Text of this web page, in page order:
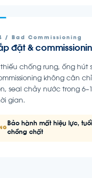
/ Bad Commissioning
đặt &
thiếu chống rung, ống hút
không cân
seal chảy nước trong
gian.
Bảo hành mất hiệu lực,
chồng chất